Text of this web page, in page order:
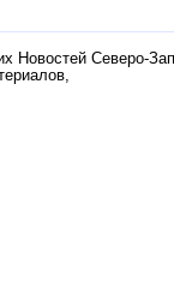
Новостей Северо-